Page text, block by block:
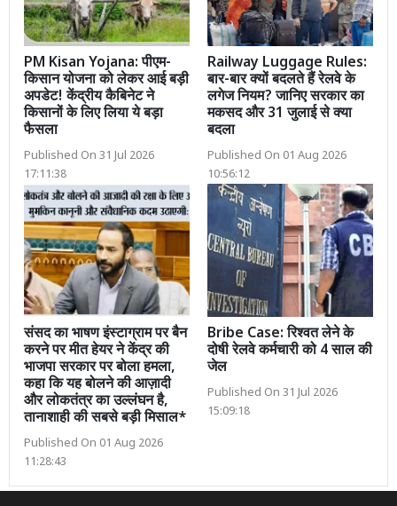
PM Kisan Yojana: पीएम-
किसान योजना को लेकर आई बड़ी
अपडेट! केंद्रीय कैबिनेट ने
किसानों के लिए लिया ये बड़ा
फैसला
Published On 31 Jul 2026
17:11:38
Railway Luggage Rules:
बार-बार क्यों बदलते हैं रेलवे के
लगेज नियम? जानिए सरकार का
मकसद और 31 जुलाई से क्या
बदला
Published On 01 Aug 2026
10:56:12
संसद का भाषण इंस्टाग्राम पर बैन
करने पर मीत हेयर ने केंद्र की
भाजपा सरकार पर बोला हमला,
कहा कि यह बोलने की आज़ादी
और लोकतंत्र का उल्लंघन है,
तानाशाही की सबसे बड़ी मिसाल*
Published On 01 Aug 2026
11:28:43
Bribe Case: रिश्वत लेने के
दोषी रेलवे कर्मचारी को 4 साल की
जेल
Published On 31 Jul 2026
15:09:18